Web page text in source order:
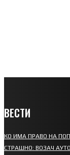
ВЕСТИ
КО ИМА ПРАВО НА
СТРАШНО: ВОЗАЧ